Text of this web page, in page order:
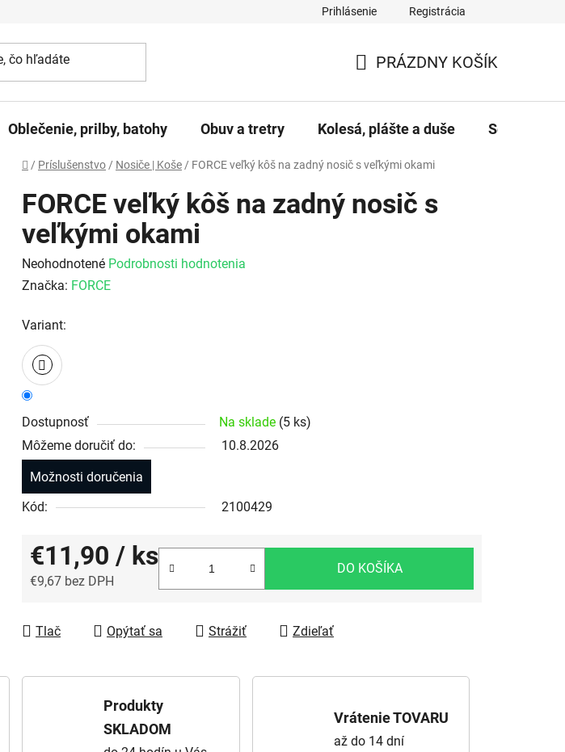
Prihlásenie Registrácia
PRÁZDNY KOŠÍK
Oblečenie, prilby, batohy Obuv a tretry Kolesá, plášte a duše Servis a
Domov
/ Príslušenstvo / Nosiče | Koše / FORCE veľký kôš na zadný nosič s veľkými okami
FORCE veľký kôš na zadný nosič s
veľkými okami
Priemerné hodnotenie produktu je 0,0 z 5 hviezdičiek.
Neohodnotené Podrobnosti hodnotenia
Značka: FORCE
Variant:
Dostupnosť Na sklade (5 ks)
Môžeme doručiť do:
10.8.2026
Možnosti doručenia
Kód:
2100429
€11,90 / ks
€9,67 bez DPH
DO KOŠÍKA
Tlač Opýtať sa Strážiť Zdieľať
Produkty
SKLADOM
Vrátenie TOVARU
až do 14 dní